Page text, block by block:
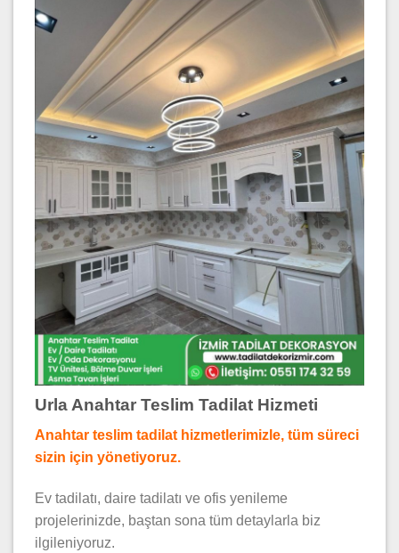
Urla Anahtar Teslim Tadilat Hizmeti
Anahtar teslim tadilat hizmetlerimizle, tüm süreci
sizin için yönetiyoruz.
Ev tadilatı, daire tadilatı ve ofis yenileme
projelerinizde, baştan sona tüm detaylarla biz
ilgileniyoruz.